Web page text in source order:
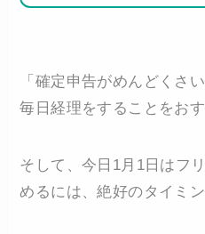
「確定申告がめんどくさ
毎日経理をすることをお
そして、今日1月1日はフ
めるには、絶好のタイミン